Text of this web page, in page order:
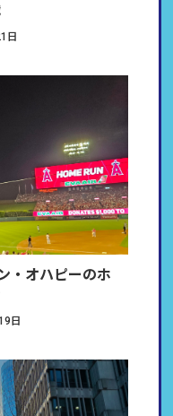
日
オハピーのホ
日